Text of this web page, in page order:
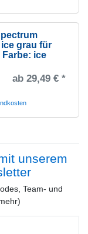
grau für
Farbe: ice
ab 29,49 € *
unserem
Team- und